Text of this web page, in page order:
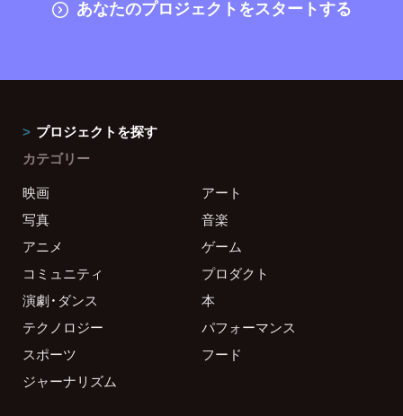
あなたのプロジェクトをスタートする
プロジェクトを探す
カテゴリー
映画
アート
写真
音楽
アニメ
ゲーム
コミュニティ
プロダクト
演劇・ダンス
本
テクノロジー
パフォーマンス
スポーツ
フード
ジャーナリズム